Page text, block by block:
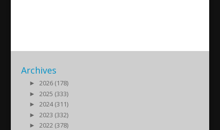
Archives
►
2026 (178)
►
2025 (333)
►
2024 (311)
►
2023 (332)
►
2022 (378)